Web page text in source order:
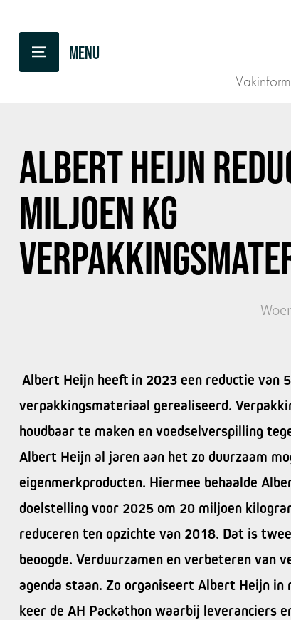
ALBERT HEIJN
MILJOEN KG
Albert Heijn heeft in 2023 een reductie van
verpakkingsmateriaal gerealiseerd.
houdbaar te maken en voedselverspilling
Albert Heijn al jaren aan het zo duurzaam
eigenmerkproducten. Hiermee behaalde
doelstelling voor 2025 om 20 miljoen
reduceren ten opzichte van 2018. Dat is
beoogde. Verduurzamen en verbeteren van
agenda staan. Zo organiseert Albert Heijn
keer de AH Packathon waarbij leveranciers